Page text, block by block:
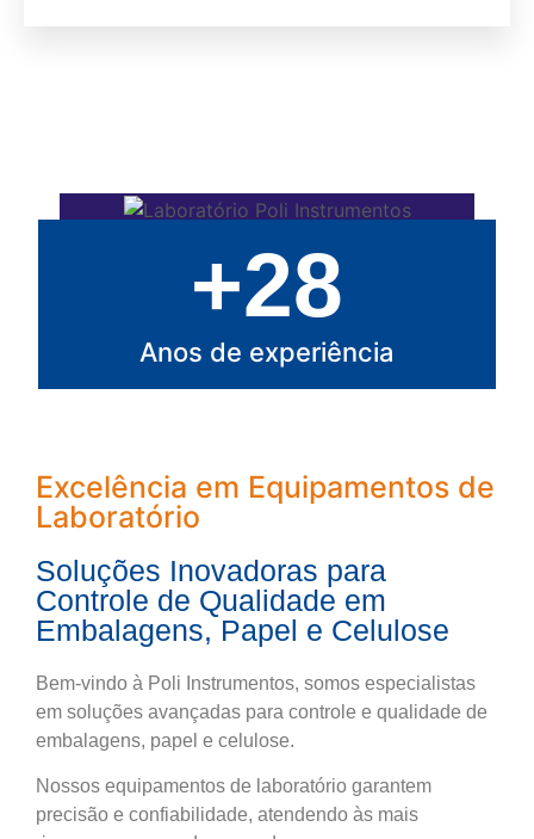
+28
Anos de experiência
Excelência em Equipamentos de
Laboratório
Soluções Inovadoras para
Controle de Qualidade em
Embalagens, Papel e Celulose
Bem-vindo à Poli Instrumentos, somos especialistas
em soluções avançadas para controle e qualidade de
embalagens, papel e celulose.
Nossos equipamentos de laboratório garantem
precisão e confiabilidade, atendendo às mais